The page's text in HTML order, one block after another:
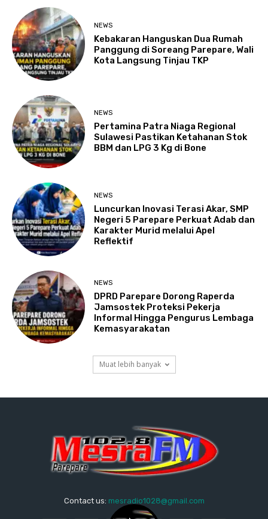
NEWS
Kebakaran Hanguskan Dua Rumah
Panggung di Soreang Parepare, Wali
Kota Langsung Tinjau TKP
NEWS
Pertamina Patra Niaga Regional
Sulawesi Pastikan Ketahanan Stok
BBM dan LPG 3 Kg di Bone
NEWS
Luncurkan Inovasi Terasi Akar, SMP
Negeri 5 Parepare Perkuat Adab dan
Karakter Murid melalui Apel
Reflektif
NEWS
DPRD Parepare Dorong Raperda
Jamsostek Proteksi Pekerja
Informal Hingga Pengurus Lembaga
Kemasyarakatan
Muat lebih banyak
Contact us: mesradio1028@gmail.com